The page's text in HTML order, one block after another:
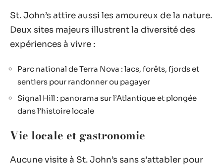
St. John’s attire aussi les amoureux de la nature.
Deux sites majeurs illustrent la diversité des
expériences à vivre :
Parc national de Terra Nova : lacs, forêts, fjords et
sentiers pour randonner ou pagayer
Signal Hill : panorama sur l’Atlantique et plongée
dans l’histoire locale
Vie locale et gastronomie
Aucune visite à St. John’s sans s’attabler pour